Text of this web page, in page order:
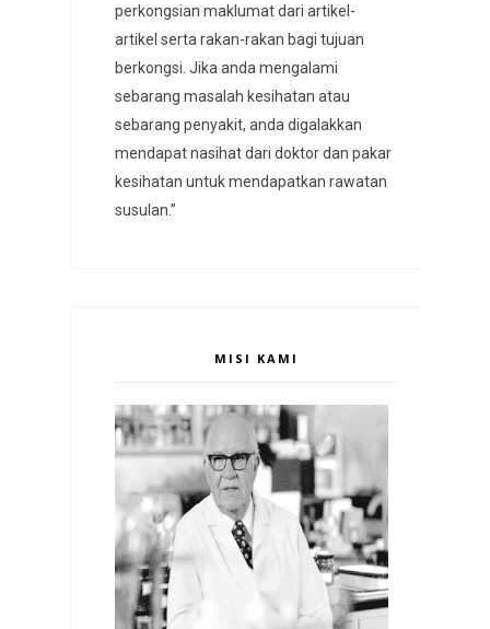
perkongsian maklumat dari artikel-
artikel serta rakan-rakan bagi tujuan
berkongsi. Jika anda mengalami
sebarang masalah kesihatan atau
sebarang penyakit, anda digalakkan
mendapat nasihat dari doktor dan pakar
kesihatan untuk mendapatkan rawatan
susulan.”
MISI KAMI